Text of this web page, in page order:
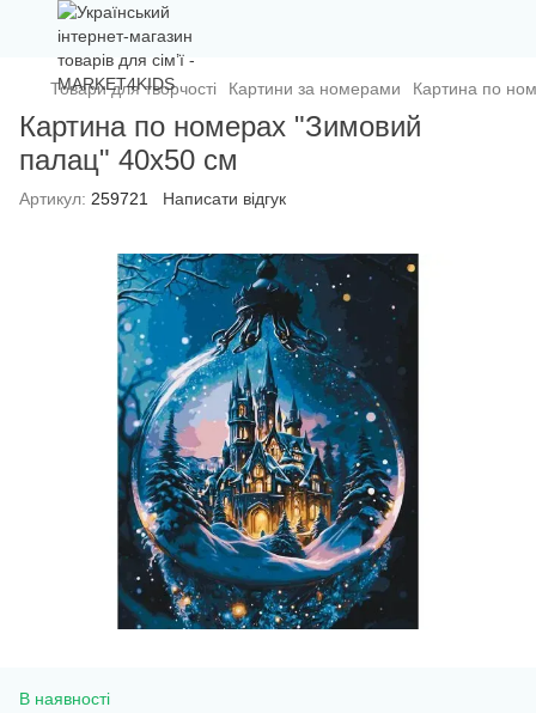
Товари для творчості Картини за номерами Картина по
Картина по номерах "Зимовий
палац" 40х50 см
Артикул: 259721 Написати відгук
В наявності